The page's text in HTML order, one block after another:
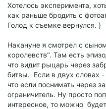
Хотелось эксперимента,
как раньше бродить с
Голод к съемке вернулся. )
Накануне я смотрел с
королевств". Там есть
что видит рыцарь через
битвы. Если в двух словах
что если поснимать через
ограничитель. Ну просто
интересное, то можно